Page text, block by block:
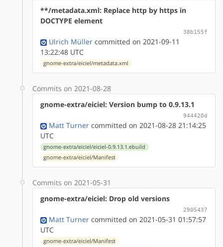
**/metadata.xml: Replace http by https in
DOCTYPE element
38b155f
Ulrich Müller committed on 2021-09-11
13:22:48 UTC
gnome-extra/eiciel/metadata.xml
Commits on 2021-08-28
gnome-extra/eiciel: Version bump to 0.9.13.1
944420d
Matt Turner committed on 2021-08-28 21:14:25
UTC
gnome-extra/eiciel/eiciel-0.9.13.1.ebuild
gnome-extra/eiciel/Manifest
Commits on 2021-05-31
gnome-extra/eiciel: Drop old versions
2905437
Matt Turner committed on 2021-05-31 01:57:57
UTC
gnome-extra/eiciel/Manifest